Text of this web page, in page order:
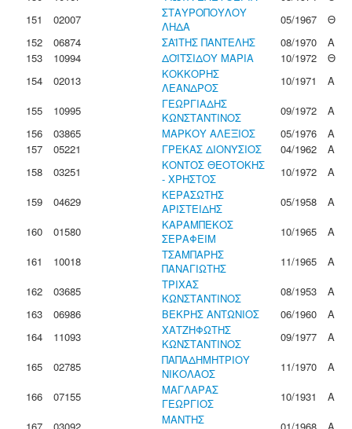
151
02007
ΣΤΑΥΡΟΠΟΥΛΟΥ
ΛΗΔΑ
05/1967
Θ
152
06874 ΣΑΪΤΗΣ ΠΑΝΤΕΛΗΣ 08/1970
Α
153
10994 ΔΟΪΤΣΙΔΟΥ ΜΑΡΙΑ 10/1972
Θ
154
02013
ΚΟΚΚΟΡΗΣ
ΛΕΑΝΔΡΟΣ
10/1971
Α
155
10995
ΓΕΩΡΓΙΑΔΗΣ
ΚΩΝΣΤΑΝΤΙΝΟΣ
09/1972
Α
156
03865 ΜΑΡΚΟΥ ΑΛΕΞΙΟΣ 05/1976
Α
157
05221 ΓΡΕΚΑΣ ΔΙΟΝΥΣΙΟΣ 04/1962
Α
158
03251
ΚΟΝΤΟΣ ΘΕΟΤΟΚΗΣ
- ΧΡΗΣΤΟΣ
10/1972
Α
159
04629
ΚΕΡΑΣΩΤΗΣ
ΑΡΙΣΤΕΙΔΗΣ
05/1958
Α
160
01580
ΚΑΡΑΜΠΕΚΟΣ
ΣΕΡΑΦΕΙΜ
10/1965
Α
161
10018
ΤΣΑΜΠΑΡΗΣ
ΠΑΝΑΓΙΩΤΗΣ
11/1965
Α
162
03685
ΤΡΙΧΑΣ
ΚΩΝΣΤΑΝΤΙΝΟΣ
08/1953
Α
163
06986 ΒΕΚΡΗΣ ΑΝΤΩΝΙΟΣ 06/1960
Α
164
11093
ΧΑΤΖΗΦΩΤΗΣ
ΚΩΝΣΤΑΝΤΙΝΟΣ
09/1977
Α
165
02785
ΠΑΠΑΔΗΜΗΤΡΙΟΥ
ΝΙΚΟΛΑΟΣ
11/1970
Α
166
07155
ΜΑΓΛΑΡΑΣ
ΓΕΩΡΓΙΟΣ
10/1931
Α
ΜΑΝΤΗΣ